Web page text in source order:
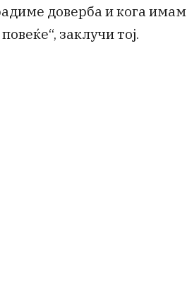
доверба и кога
заклучи тој.